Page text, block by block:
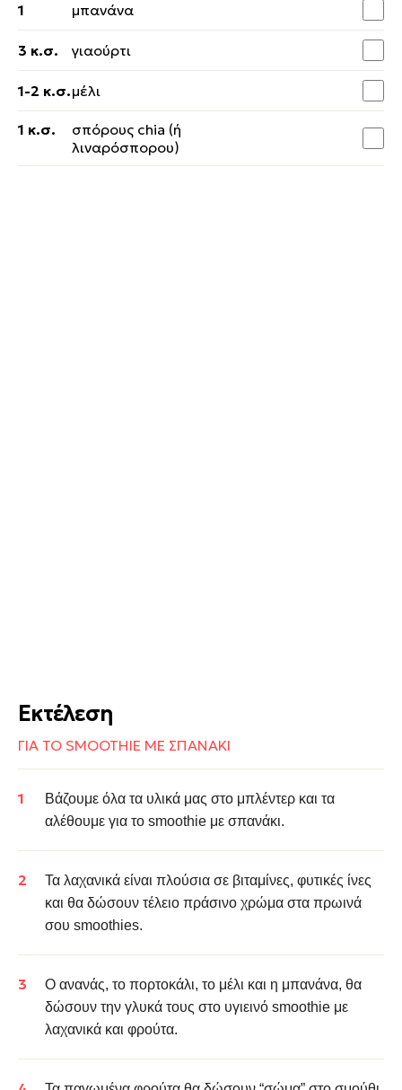
1 μπανάνα
3 κ.σ. γιαούρτι
1-2 κ.σ.μέλι
1 κ.σ.
σπόρους chia (ή
λιναρόσπορου)
Εκτέλεση
ΓΙΑ ΤΟ SMOOTHIE ΜΕ ΣΠΑΝΑΚΙ
Βάζουμε όλα τα υλικά μας στο μπλέντερ και τα
αλέθουμε για το smoothie με σπανάκι.
Τα λαχανικά είναι πλούσια σε βιταμίνες, φυτικές ίνες
και θα δώσουν τέλειο πράσινο χρώμα στα πρωινά
σου smoothies.
Ο ανανάς, το πορτοκάλι, το μέλι και η μπανάνα, θα
δώσουν την γλυκά τους στο υγιεινό smoothie με
λαχανικά και φρούτα.